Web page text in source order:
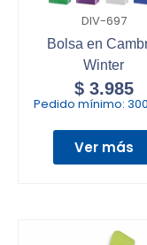
DIV-697
Bolsa en
Winter
$3.985
Pedido mínimo:
Ver más